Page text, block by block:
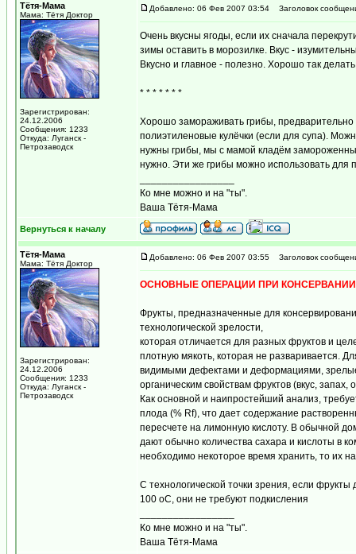
Тётя-Мама
Мама: Тётя Доктор
Зарегистрирован:
24.12.2006
Сообщения: 1233
Откуда: Луганск -
Петрозаводск
Добавлено: 06 Фев 2007 03:54 Заголовок
Очень вкусны ягоды, если их сначала
зимы оставить в морозилке. Вкус -
Вкусно и главное - полезно. Хорошо так
* * * * * * *
Хорошо замораживать грибы,
полиэтиленовые кулёчки (если для супа).
нужны грибы, мы с мамой кладём
нужно. Эти же грибы можно использовать для
Ко мне можно и на "ты".
Ваша Тётя-Мама
Вернуться к началу
Тётя-Мама
Мама: Тётя Доктор
Зарегистрирован:
24.12.2006
Сообщения: 1233
Откуда: Луганск -
Петрозаводск
Добавлено: 06 Фев 2007 03:55 Заголовок
ОСНОВНЫЕ ОПЕРАЦИИ ПРИ
Фрукты, предназначенные для
технологической зрелости,
которая отличается для разных фруктов и
плотную мякоть, которая не разваривается.
видимыми дефектами и деформациями,
органическим свойствам фруктов (вкус,
Как основной и наипростейший анализ,
плода (% Rf), что дает содержание
пересчете на лимонную кислоту. В обычной
дают обычно количества сахара и кислоты в
необходимо некоторое время хранить, то их
С технологической точки зрения, если
100 oC, они не требуют подкисления
Ко мне можно и на "ты".
Ваша Тётя-Мама